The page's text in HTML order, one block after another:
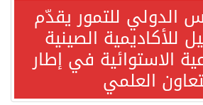
الدولي للتمور يقدّم
للأكاديمية الصينية
الاستوائية في إطار
العلمي